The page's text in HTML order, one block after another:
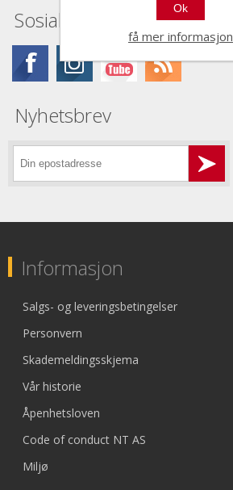
Sosiale medier
Nyhetsbrev
Informasjon
Salgs- og leveringsbetingelser
Personvern
Skademeldingsskjema
Vår historie
Åpenhetsloven
Code of conduct NT AS
Miljø
Ok
få mer informasjon